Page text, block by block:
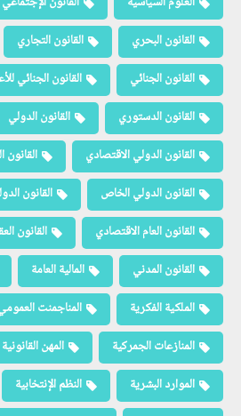
القانون البحري
القانون التجاري
القانون الجنائي
القانون الجنائي
القانون الدستوري
القانون الدولي
القانون الدولي الاقتصادي
القانون
القانون الدولي الخاص
القانون
القانون العام الاقتصادي
القانون
القانون المدني
المالية العامة
الملكية الفكرية
المناجمنت
المنازعات الجمركية
المهن
الموارد البشرية
النظم الإنتخابية